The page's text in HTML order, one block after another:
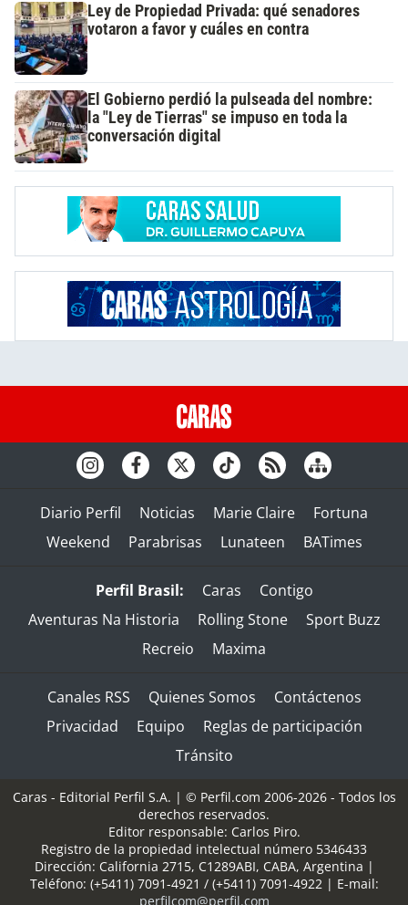
Ley de Propiedad Privada: qué senadores
votaron a favor y cuáles en contra
El Gobierno perdió la pulseada del nombre:
la "Ley de Tierras" se impuso en toda la
conversación digital
Diario Perfil Noticias Marie Claire
Fortuna
Weekend
Parabrisas Lunateen BATimes
Perfil Brasil: Caras
Contigo
Aventuras Na Historia
Rolling Stone
Sport Buzz
Recreio
Maxima
Canales RSS Quienes Somos
Contáctenos
Privacidad
Equipo
Reglas de participación
Tránsito
Caras - Editorial Perfil S.A. | © Perfil.com 2006-2026 - Todos los
derechos reservados.
Editor responsable: Carlos Piro.
Registro de la propiedad intelectual número 5346433
Dirección: California 2715, C1289ABI, CABA, Argentina |
Teléfono: (+5411) 7091-4921 / (+5411) 7091-4922 | E-mail:
perfilcom@perfil.com